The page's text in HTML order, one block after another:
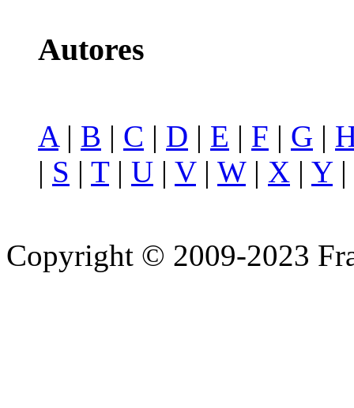
Autores
A | B | C | D | E | F | G |
| S | T| U | V| W| X | Y|
Copyright © 2009-2023